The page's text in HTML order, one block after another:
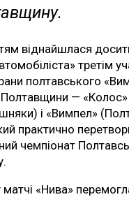
віднайшлася
третім
полтавського
—
і «Вимпел»
практично
чемпіонат
«Нива»